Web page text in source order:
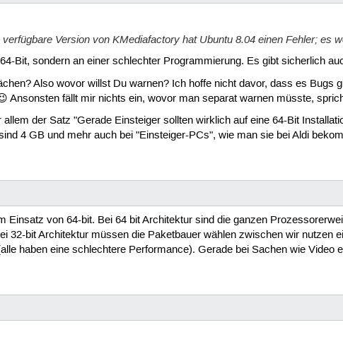
Version von KMediafactory hat Ubuntu 8.04 einen Fehler; es
Bit, sondern an einer schlechter Programmierung. Es gibt sicherlich
Also wovor willst Du warnen? Ich hoffe nicht davor, dass es Bugs
Ansonsten fällt mir nichts ein, wovor man separat warnen müsste,
der Satz "Gerade Einsteiger sollten wirklich auf eine 64-Bit
4 GB und mehr auch bei "Einsteiger-PCs", wie man sie bei Aldi
Einsatz von 64-bit. Bei 64 bit Architektur sind die ganzen
32-bit Architektur müssen die Paketbauer wählen zwischen wir nutzen
haben eine schlechtere Performance). Gerade bei Sachen wie Video